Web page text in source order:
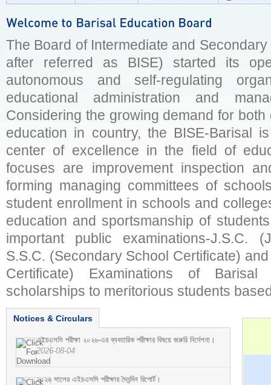
The Board of Intermediate and
after referred as BISE) started its
autonomous and self-regulating
educational administration and
Considering the growing demand for
education in country, the BISE-Barisal
center of excellence in the field of
focuses are improvement inspection
forming managing committees of
student enrollment in schools and
education and sportsmanship of
important public examinations-J.S.C.
S.S.C. (Secondary School Certificate)
Certificate) Examinations of
scholarships to meritorious students
Notices & Circulars
এইচএসসি পরীক্ষা ২০২৬-এর ব্যবহারিক পরীক্ষার বিষয়ে জরুরি নির্দেশনা।
2026-08-04
২০২৬ সালের এইচএসসি পরীক্ষার দৈনন্দিন রিপোর্ট।